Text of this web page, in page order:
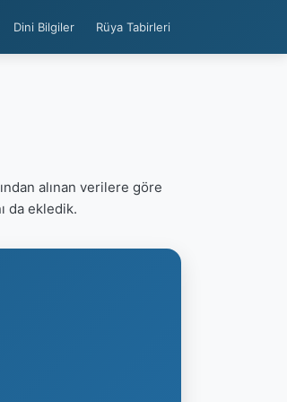
Dini Bilgiler Rüya Tabirleri
alınan verilere göre
da ekledik.